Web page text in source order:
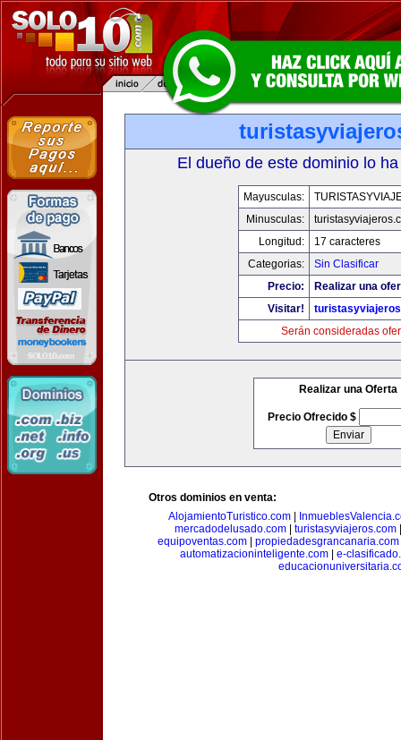
El dueño de este dominio lo
Mayusculas:
Minusculas:
Longitud:
17 caracteres
Categorias:
Sin Clasificar
Precio:
Realizar una
Visitar!
Serán consideradas
Realizar una Oferta
Precio Ofrecido $
Otros dominios en venta:
AlojamientoTuristico.com
mercadodelusado.com| turistasyviajeros.com
equipoventas.com| propiedadesgrancanaria.com
automatizacioninteligente.com| e-